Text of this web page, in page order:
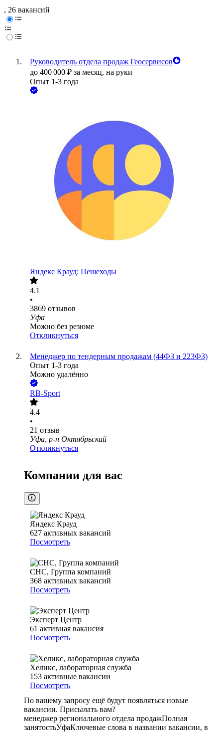
, 26 вакансий
Руководитель отдела продаж Геосервисов
до 400 000 ₽ за месяц, на руки
Опыт 1-3 года
Яндекс Крауд: Пешеходы
4.1
•
3869 отзывов
Уфа
Можно без резюме
Откликнуться
Менеджер по тендерным продажам (44ФЗ и 223ФЗ)
Опыт 1-3 года
Можно удалённо
RB-Sport
4.4
•
21 отзыв
Уфа, р-н Октябрьский
Откликнуться
Компании для вас
Яндекс Крауд
627 активных вакансий
Посмотреть
СНС, Группа компаний
368 активных вакансий
Посмотреть
Эксперт Центр
61 активная вакансия
Посмотреть
Хеликс, лабораторная служба
153 активные вакансии
Посмотреть
По вашему запросу ещё будут появляться новые
вакансии. Присылать вам?
менеджер регионального отдела продажПолная
занятостьУфаКлючевые слова в названии вакансии, в